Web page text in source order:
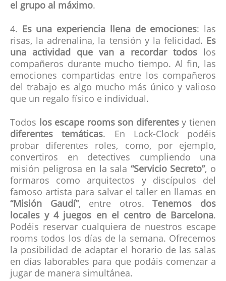
el grupo al máximo.
4. Es una experiencia llena de emociones: las
risas, la adrenalina, la tensión y la felicidad.
Es
una actividad que van a recordar todos los
compañeros durante mucho tiempo. Al fin, las
emociones compartidas entre los compañeros
del trabajo es algo mucho más único y valioso
que un regalo físico e individual.
Todos los escape rooms son diferentesy tienen
diferentes temáticas. En Lock-Clock podéis
probar diferentes roles, como, por ejemplo,
convertiros en detectives cumpliendo una
misión peligrosa en la sala “Servicio Secreto”, o
formaros como arquitectos y discípulos del
famoso artista para salvar el taller en llamas en
“Misión Gaudí”, entre otros.Tenemos dos
locales y 4 juegos en el centro de Barcelona.
Podéis reservar cualquiera de nuestros escape
rooms todos los días de la semana. Ofrecemos
la posibilidad de adaptar el horario de las salas
en días laborables para que podáis comenzar a
jugar de manera simultánea.